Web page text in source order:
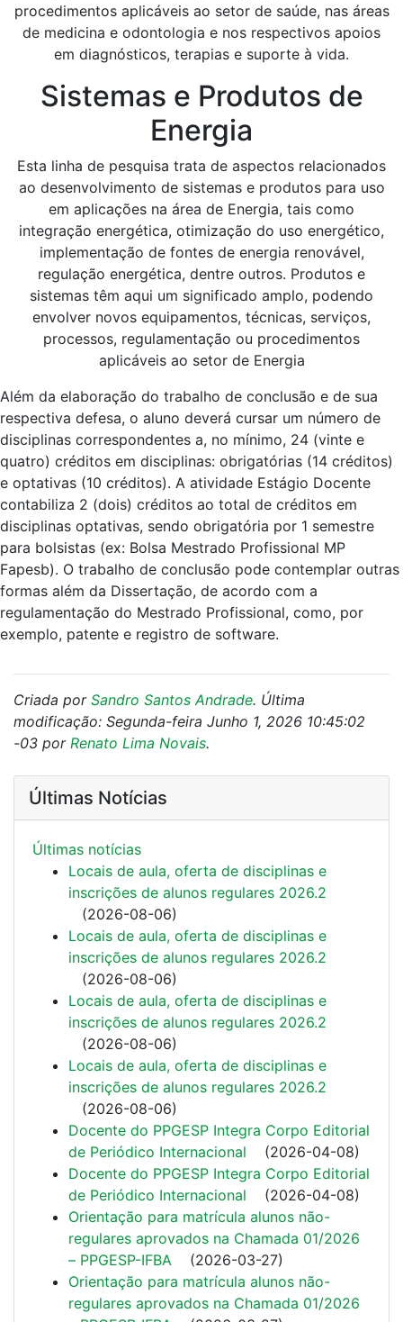
procedimentos aplicáveis ao setor de saúde, nas áreas
de medicina e odontologia e nos respectivos apoios
em diagnósticos, terapias e suporte à vida.
Sistemas e Produtos de
Energia
Esta linha de pesquisa trata de aspectos relacionados
ao desenvolvimento de sistemas e produtos para uso
em aplicações na área de Energia, tais como
integração energética, otimização do uso energético,
implementação de fontes de energia renovável,
regulação energética, dentre outros. Produtos e
sistemas têm aqui um significado amplo, podendo
envolver novos equipamentos, técnicas, serviços,
processos, regulamentação ou procedimentos
aplicáveis ao setor de Energia
Além da elaboração do trabalho de conclusão e de sua
respectiva defesa, o aluno deverá cursar um número de
disciplinas correspondentes a, no mínimo, 24 (vinte e
quatro) créditos em disciplinas: obrigatórias (14 créditos)
e optativas (10 créditos). A atividade Estágio Docente
contabiliza 2 (dois) créditos ao total de créditos em
disciplinas optativas, sendo obrigatória por 1 semestre
para bolsistas (ex: Bolsa Mestrado Profissional MP
Fapesb). O trabalho de conclusão pode contemplar outras
formas além da Dissertação, de acordo com a
regulamentação do Mestrado Profissional, como, por
exemplo, patente e registro de software.
Criada por Sandro Santos Andrade. Última
modificação: Segunda-feira Junho 1, 2026 10:45:02
-03 por Renato Lima Novais.
Últimas Notícias
Últimas notí­cias
Locais de aula, oferta de disciplinas e
inscrições de alunos regulares 2026.2
(2026-08-06)
Locais de aula, oferta de disciplinas e
inscrições de alunos regulares 2026.2
(2026-08-06)
Locais de aula, oferta de disciplinas e
inscrições de alunos regulares 2026.2
(2026-08-06)
Locais de aula, oferta de disciplinas e
inscrições de alunos regulares 2026.2
(2026-08-06)
Docente do PPGESP Integra Corpo Editorial
de Periódico Internacional
(2026-04-08)
Docente do PPGESP Integra Corpo Editorial
de Periódico Internacional
(2026-04-08)
Orientação para matrícula alunos não-
regulares aprovados na Chamada 01/2026
– PPGESP-IFBA (2026-03-27)
Orientação para matrícula alunos não-
regulares aprovados na Chamada 01/2026